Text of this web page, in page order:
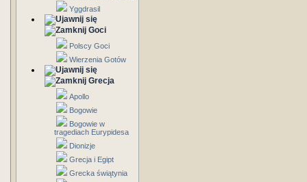
Yggdrasil
Goci
Polscy Goci
Wierzenia Gotów
Grecja
Apollo
Bogowie
Bogowie w
tragediach Eurypidesa
Dionizje
Grecja i Egipt
Grecka świątynia